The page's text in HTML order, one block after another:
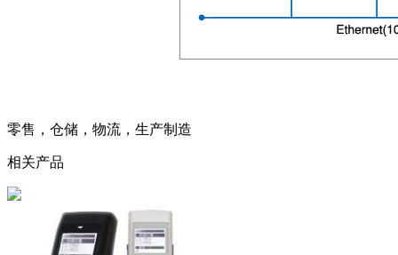
零售，仓储，物流，生产制造
相关产品